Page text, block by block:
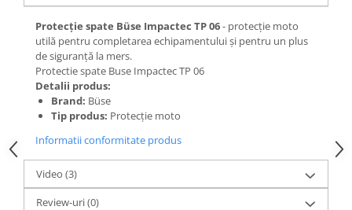
Protecție spate Büse Impactec TP 06- protecție moto
utilă pentru completarea echipamentului și pentru un plus
de siguranță la mers.
Protectie spate Buse Impactec TP 06
Detalii produs:
Brand: Büse
Tip produs: Protecție moto
Informatii conformitate produs
Video (3)
Review-uri(0)